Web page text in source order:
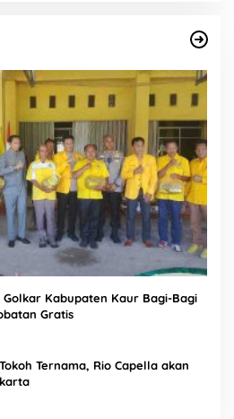
Golkar Kabupaten Kaur Bagi-Bagi
Gratis
Ternama, Rio Capella akan